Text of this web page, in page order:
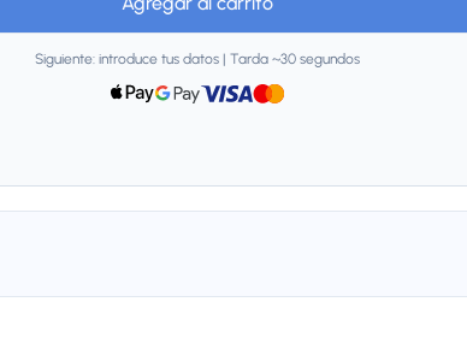
Siguiente: introduce tus datos | Tarda ~30 segundos